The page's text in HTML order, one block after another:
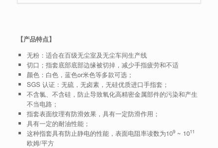
【产品特点】
无粉：适合在百级无尘室及无尘车间生产线
切口；指套底部底部边缘被切掉，减少手指疲劳和不适
颜色：白色，蓝色or米色等多款可选；
SGS 认证：无硫，无卤素，无硅优质进口手指套；
不含氯、不含硅，防止导致氧化高精密金属部件的污染和产生
不当电路；
指套表面纹理有防滑效果，具有一定防滑作用；
具有一定的耐油性能；
这种指套具有防止静电的性能，表面电阻率读数为109~ 1011
欧姆/平方